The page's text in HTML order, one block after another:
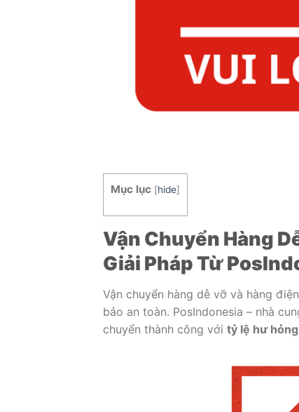
Mục lục [hide]
Vận Chuyển Hàng
Giải Pháp Từ
Vận chuyển hàng dễ vỡ và hàng
bảo an toàn. PosIndonesia – nhà
chuyển thành công với tỷ lệ hư